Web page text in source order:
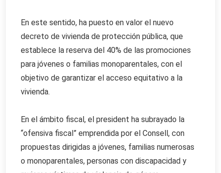
En este sentido, ha puesto en valor el nuevo
decreto de vivienda de protección pública, que
establece la reserva del 40% de las promociones
para jóvenes o familias monoparentales, con el
objetivo de garantizar el acceso equitativo a la
vivienda.
En el ámbito fiscal, el president ha subrayado la
“ofensiva fiscal” emprendida por el Consell, con
propuestas dirigidas a jóvenes, familias numerosas
o monoparentales, personas con discapacidad y